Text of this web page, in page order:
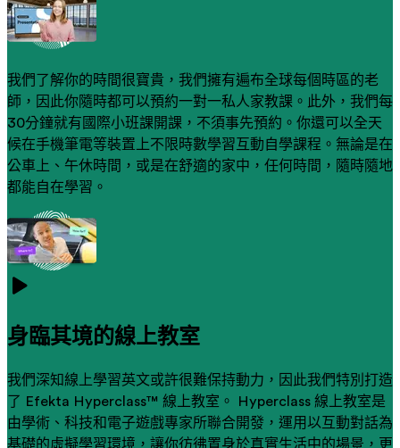
我們了解你的時間很寶貴，我們擁有遍布全球每個時區的老
師，因此你隨時都可以預約一對一私人家教課。此外，我們每
30分鐘就有國際小班課開課，不須事先預約。你還可以全天
候在手機筆電等裝置上不限時數學習互動自學課程。無論是在
公車上、午休時間，或是在舒適的家中，任何時間，隨時隨地
都能自在學習。
身臨其境的線上教室
我們深知線上學習英文或許很難保持動力，因此我們特別打造
了 Efekta Hyperclass™ 線上教室。 Hyperclass 線上教室是
由學術、科技和電子遊戲專家所聯合開發，運用以互動對話為
基礎的虛擬學習環境，讓你彷彿置身於真實生活中的場景，更